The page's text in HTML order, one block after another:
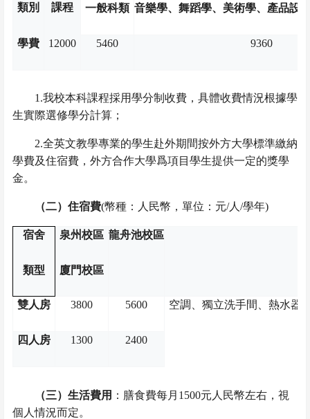
類別 課程 一般科類 音樂學、舞蹈學、美術學、產品設
學費 12000 5460 9360
1.我校本科課程採用學分制收費，具體收費情況根據學
生實際選修學分計算；
2.全英文教學專業的學生赴外期間按外方大學標準繳納
學費及住宿費，外方合作大學爲項目學生提供一定的獎學
金。
（二）住宿費(幣種：人民幣，單位：元/人 /學年)
宿舍
類型
泉州校區
廈門校區
龍舟池校區
雙人房 3800 5600 空調、獨立洗手間、熱水器
四人房 1300 2400
（三）生活費用 ：膳食費每月 1500元人民幣左右，視
個人情況而定。